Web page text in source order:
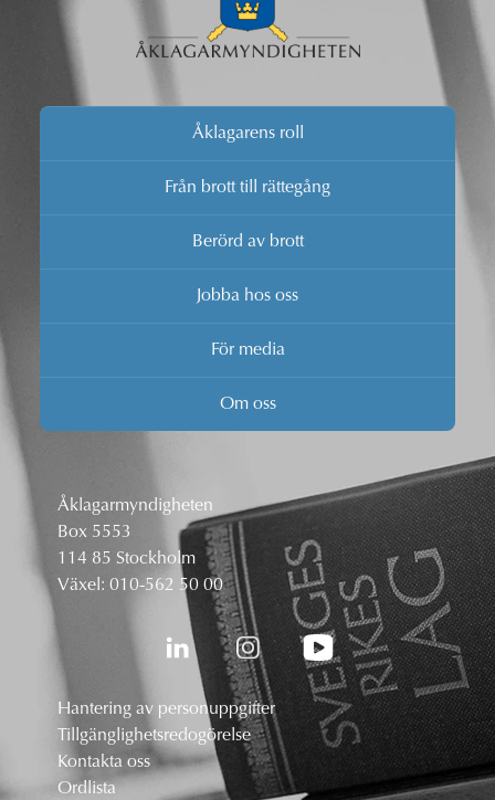
Åklagarens roll
Från brott till rättegång
Berörd av brott
Jobba hos oss
För media
Om oss
Åklagarmyndigheten
Box 5553
114 85 Stockholm
Växel: 010-562 50 00
Hantering av personuppgifter
Tillgänglighetsredogörelse
Kontakta oss
Ordlista